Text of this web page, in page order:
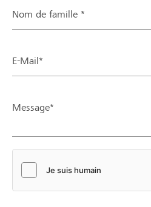
Nom de famille *
E-Mail*
Message*